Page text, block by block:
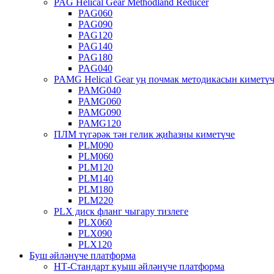
PAG060
PAG090
PAG120
PAG140
PAG180
PAG040
PAMG Helical Gear уң почмак методикасын
PAMG040
PAMG060
PAMG090
PAMG120
ПЛМ түгәрәк тән гелик җиһазны киметүче
PLM090
PLM060
PLM120
PLM140
PLM180
PLM220
PLX диск фланг чыгару тизлеге
PLX060
PLX090
PLX120
Буш әйләнүче платформа
НТ-Стандарт куыш әйләнүче платформа